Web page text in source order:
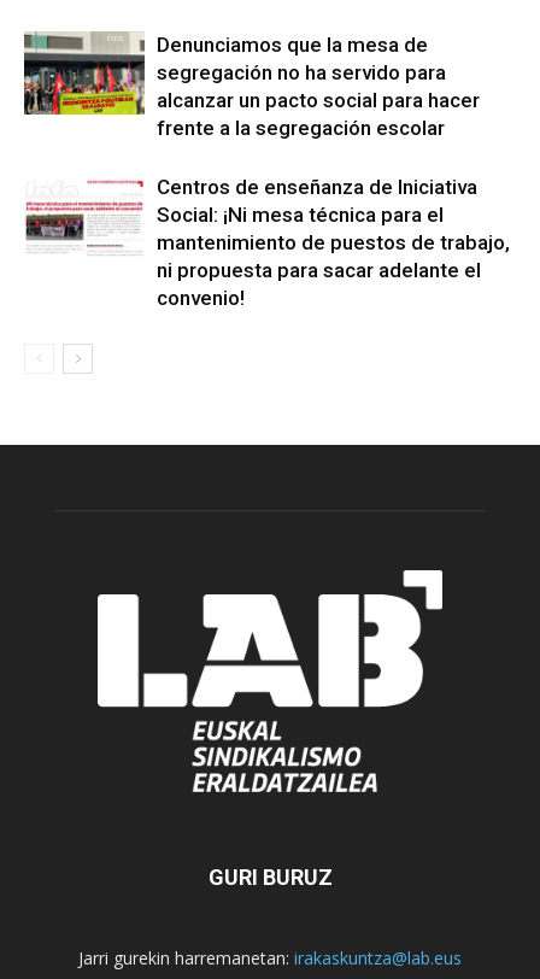
Denunciamos que la mesa de
segregación no ha servido para
alcanzar un pacto social para hacer
frente a la segregación escolar
Centros de enseñanza de Iniciativa
Social: ¡Ni mesa técnica para el
mantenimiento de puestos de trabajo,
ni propuesta para sacar adelante el
convenio!
GURI BURUZ
Jarri gurekin harremanetan: irakaskuntza@lab.eus